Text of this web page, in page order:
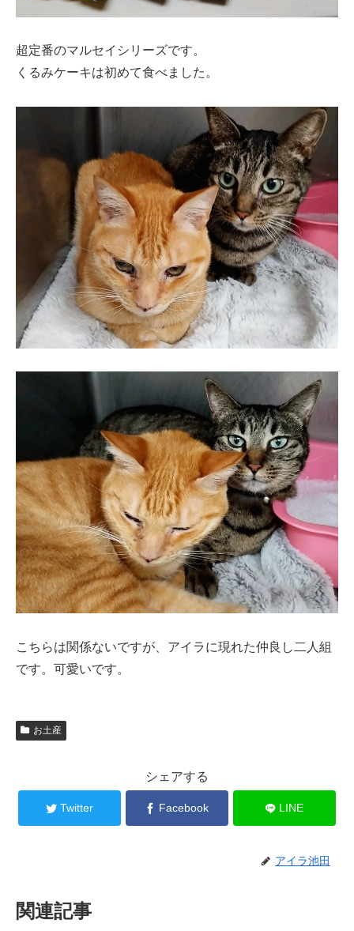
超定番のマルセイシリーズです。
くるみケーキは初めて食べました。
こちらは関係ないですが、アイラに現れた仲良し二人組
です。可愛いです。
お土産
シェアする
Twitter Facebook LINE
アイラ池田
関連記事